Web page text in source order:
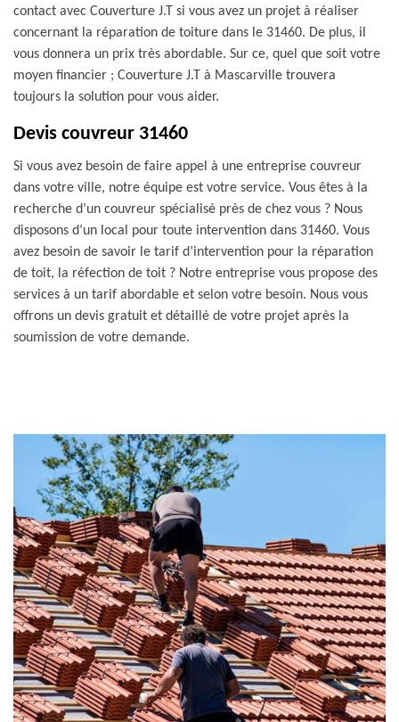
contact avec Couverture J.T si vous avez un projet à réaliser
concernant la réparation de toiture dans le 31460. De plus, il
vous donnera un prix très abordable. Sur ce, quel que soit votre
moyen financier ; Couverture J.T à Mascarville trouvera
toujours la solution pour vous aider.
Devis couvreur 31460
Si vous avez besoin de faire appel à une entreprise couvreur
dans votre ville, notre équipe est votre service. Vous êtes à la
recherche d’un couvreur spécialisé près de chez vous ? Nous
disposons d’un local pour toute intervention dans 31460. Vous
avez besoin de savoir le tarif d’intervention pour la réparation
de toit, la réfection de toit ? Notre entreprise vous propose des
services à un tarif abordable et selon votre besoin. Nous vous
offrons un devis gratuit et détaillé de votre projet après la
soumission de votre demande.